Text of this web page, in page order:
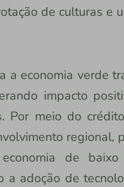
de culturas e
a economia verde
impacto
Por meio do
de
a adoção de